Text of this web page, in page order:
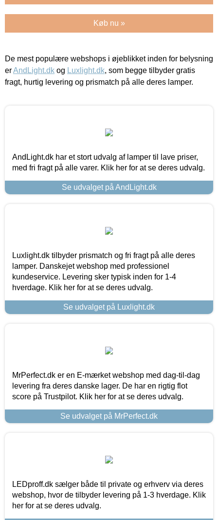
Køb nu »
De mest populære webshops i øjeblikket inden for belysning
erAndLight.dk og Luxlight.dk, som begge tilbyder gratis
fragt, hurtig levering og prismatch på alle deres lamper.
AndLight.dk har et stort udvalg af lamper til lave priser,
med fri fragt på alle varer. Klik her for at se deres udvalg.
Se udvalget på AndLight.dk
Luxlight.dk tilbyder prismatch og fri fragt på alle deres
lamper. Danskejet webshop med professionel
kundeservice. Levering sker typisk inden for 1-4
hverdage. Klik her for at se deres udvalg.
Se udvalget på Luxlight.dk
MrPerfect.dk er en E-mærket webshop med dag-til-dag
levering fra deres danske lager. De har en rigtig flot
score på Trustpilot. Klik her for at se deres udvalg.
Se udvalget på MrPerfect.dk
LEDproff.dk sælger både til private og erhverv via deres
webshop, hvor de tilbyder levering på 1-3 hverdage. Klik
her for at se deres udvalg.